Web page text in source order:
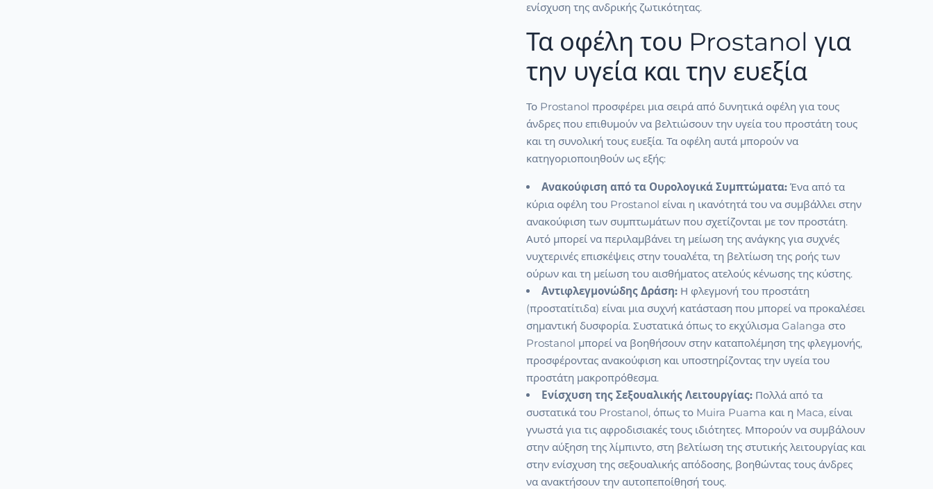
ενίσχυση της ανδρικής ζωτικότητας.
Τα οφέλη του Prostanol για
την υγεία και την ευεξία
Το Prostanol προσφέρει μια σειρά από δυνητικά οφέλη για τους
άνδρες που επιθυμούν να βελτιώσουν την υγεία του προστάτη τους
και τη συνολική τους ευεξία. Τα οφέλη αυτά μπορούν να
κατηγοριοποιηθούν ως εξής:
Ανακούφιση από τα Ουρολογικά Συμπτώματα:Ένα από τα
κύρια οφέλη του Prostanol είναι η ικανότητά του να συμβάλλει στην
ανακούφιση των συμπτωμάτων που σχετίζονται με τον προστάτη.
Αυτό μπορεί να περιλαμβάνει τη μείωση της ανάγκης για συχνές
νυχτερινές επισκέψεις στην τουαλέτα, τη βελτίωση της ροής των
ούρων και τη μείωση του αισθήματος ατελούς κένωσης της κύστης.
Αντιφλεγμονώδης Δράση:Η φλεγμονή του προστάτη
(προστατίτιδα) είναι μια συχνή κατάσταση που μπορεί να προκαλέσει
σημαντική δυσφορία. Συστατικά όπως το εκχύλισμα Galanga στο
Prostanol μπορεί να βοηθήσουν στην καταπολέμηση της φλεγμονής,
προσφέροντας ανακούφιση και υποστηρίζοντας την υγεία του
προστάτη μακροπρόθεσμα.
Ενίσχυση της Σεξουαλικής Λειτουργίας:Πολλά από τα
συστατικά του Prostanol, όπως το Muira Puama και η Maca, είναι
γνωστά για τις αφροδισιακές τους ιδιότητες. Μπορούν να συμβάλουν
στην αύξηση της λίμπιντο, στη βελτίωση της στυτικής λειτουργίας και
στην ενίσχυση της σεξουαλικής απόδοσης, βοηθώντας τους άνδρες
να ανακτήσουν την αυτοπεποίθησή τους.